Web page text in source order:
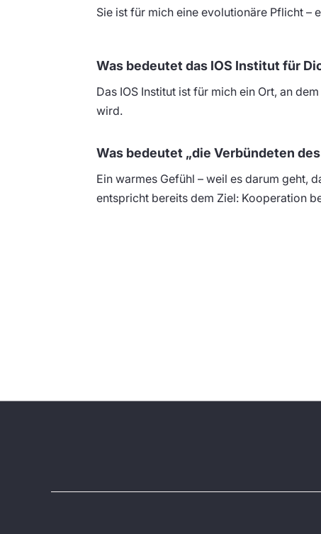
Sie ist für mich eine evolutionäre Pflicht –
Was bedeutet das IOS Institut für
Das IOS Institut ist für mich ein Ort, an
wird.
Was bedeutet „die Verbündeten
Ein warmes Gefühl – weil es darum geht,
entspricht bereits dem Ziel: Kooperation